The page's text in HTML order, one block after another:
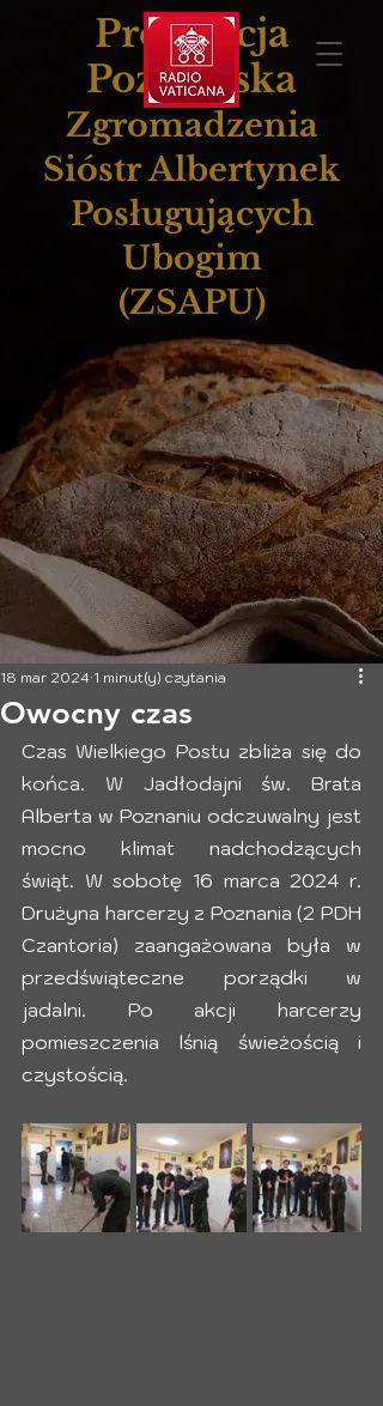
Prowincja
Poznańska
Zgromadzenia
Sióstr Albertynek
Posługujących
Ubogim
(ZSAPU)
Owocny czas
18 mar 2024 1 minut(y) czytania
Czas Wielkiego Postu zbliża się do
końca. W Jadłodajni św. Brata
Alberta w Poznaniu odczuwalny jest
mocno klimat nadchodzących
świąt. W sobotę 16 marca 2024 r.
Drużyna harcerzy z Poznania (2 PDH
Czantoria) zaangażowana była w
przedświąteczne porządki w
jadalni. Po akcji harcerzy
pomieszczenia lśnią świeżością i
czystością.